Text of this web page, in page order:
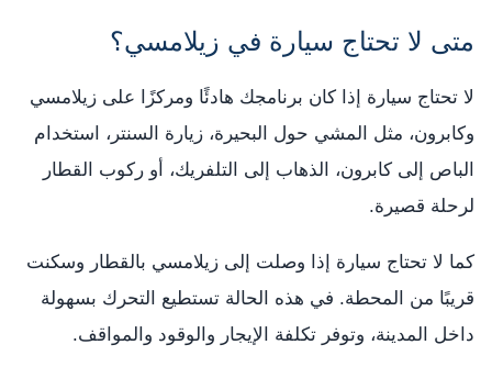
متى لا تحتاج سيارة في زيلامسي؟
لا تحتاج سيارة إذا كان برنامجك هادئًا ومركزًا على زيلامسي
وكابرون، مثل المشي حول البحيرة، زيارة السنتر، استخدام
الباص إلى كابرون، الذهاب إلى التلفريك، أو ركوب القطار
لرحلة قصيرة.
كما لا تحتاج سيارة إذا وصلت إلى زيلامسي بالقطار وسكنت
قريبًا من المحطة. في هذه الحالة تستطيع التحرك بسهولة
داخل المدينة، وتوفر تكلفة الإيجار والوقود والمواقف.